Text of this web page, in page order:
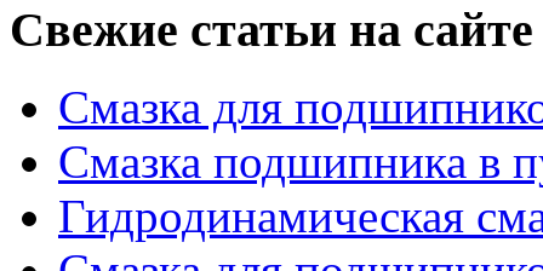
Свежие статьи на сайте
Смазка для
Смазка подшипника в
Гидродинамическая